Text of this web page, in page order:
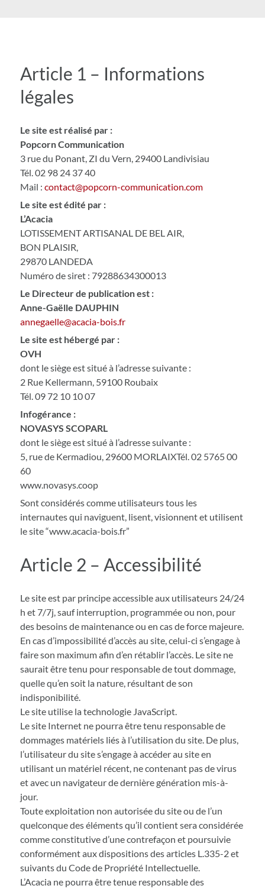
Article 1 – Informations
légales
Le site est réalisé par :
Popcorn Communication
3 rue du Ponant, ZI du Vern, 29400 Landivisiau
Tél. 02 98 24 37 40
Mail : contact@popcorn-communication.com
Le site est édité par :
L’Acacia
LOTISSEMENT ARTISANAL DE BEL AIR,
BON PLAISIR,
29870 LANDEDA
Numéro de siret : 79288634300013
Le Directeur de publication est :
Anne-Gaëlle DAUPHIN
annegaelle@acacia-bois.fr
Le site est hébergé par :
OVH
dont le siège est situé à l’adresse suivante :
2 Rue Kellermann, 59100 Roubaix
Tél. 09 72 10 10 07
Infogérance :
NOVASYS SCOPARL
dont le siège est situé à l’adresse suivante :
5, rue de Kermadiou, 29600 MORLAIXTél. 02 5765 00
60
www.novasys.coop
Sont considérés comme utilisateurs tous les
internautes qui naviguent, lisent, visionnent et utilisent
le site “www.acacia-bois.fr”
Article 2 – Accessibilité
Le site est par principe accessible aux utilisateurs 24/24
h et 7/7j, sauf interruption, programmée ou non, pour
des besoins de maintenance ou en cas de force majeure.
En cas d’impossibilité d’accès au site, celui-ci s’engage à
faire son maximum afin d’en rétablir l’accès. Le site ne
saurait être tenu pour responsable de tout dommage,
quelle qu’en soit la nature, résultant de son
indisponibilité.
Le site utilise la technologie JavaScript.
Le site Internet ne pourra être tenu responsable de
dommages matériels liés à l’utilisation du site. De plus,
l’utilisateur du site s’engage à accéder au site en
utilisant un matériel récent, ne contenant pas de virus
et avec un navigateur de dernière génération mis-à-
jour.
Toute exploitation non autorisée du site ou de l’un
quelconque des éléments qu’il contient sera considérée
comme constitutive d’une contrefaçon et poursuivie
conformément aux dispositions des articles L.335-2 et
suivants du Code de Propriété Intellectuelle.
L’Acacia ne pourra être tenue responsable des